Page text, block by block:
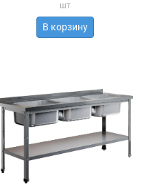
шт
В корзину